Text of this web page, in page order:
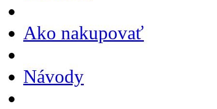
Ako nakupovať
Návody